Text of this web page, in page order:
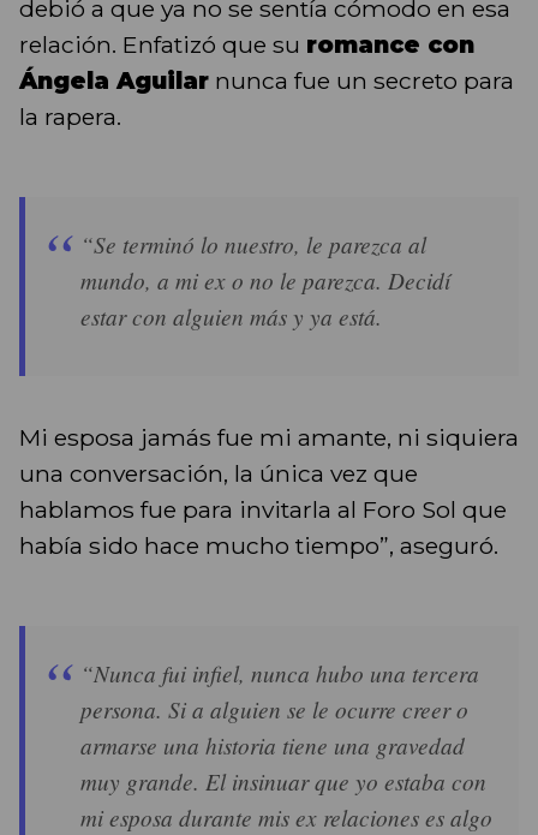
debió a que ya no se sentía cómodo en esa
relación. Enfatizó que su romance con
Ángela Aguilar nunca fue un secreto para
la rapera.
“Se terminó lo nuestro, le parezca al
mundo, a mi ex o no le parezca. Decidí
estar con alguien más y ya está.
Mi esposa jamás fue mi amante, ni siquiera
una conversación, la única vez que
hablamos fue para invitarla al Foro Sol que
había sido hace mucho tiempo”, aseguró.
“Nunca fui infiel, nunca hubo una tercera
persona. Si a alguien se le ocurre creer o
armarse una historia tiene una gravedad
muy grande. El insinuar que yo estaba con
mi esposa durante mis ex relaciones es algo